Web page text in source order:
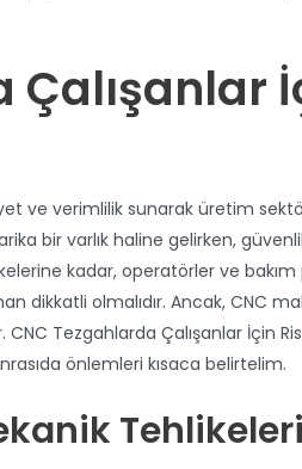
Çalışanlar
ve verimlilik sunarak üretim
bir varlık haline gelirken,
kadar, operatörler ve bakım
dikkatli olmalıdır. Ancak, CNC
Tezgahlarda Çalışanlar İçin
önlemleri kısaca belirtelim.
Tehlikeleri